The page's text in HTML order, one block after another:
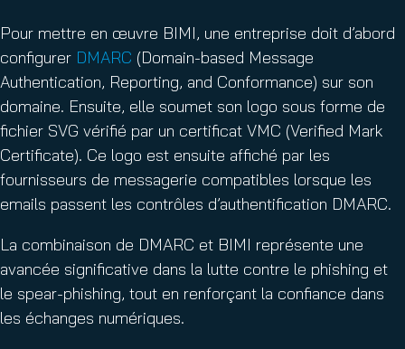
Pour mettre en œuvre BIMI, une entreprise doit d’abord
configurer DMARC (Domain-based Message
Authentication, Reporting, and Conformance) sur son
domaine. Ensuite, elle soumet son logo sous forme de
fichier SVG vérifié par un certificat VMC (Verified Mark
Certificate). Ce logo est ensuite affiché par les
fournisseurs de messagerie compatibles lorsque les
emails passent les contrôles d’authentification DMARC.
La combinaison de DMARC et BIMI représente une
avancée significative dans la lutte contre le phishing et
le spear-phishing, tout en renforçant la confiance dans
les échanges numériques.